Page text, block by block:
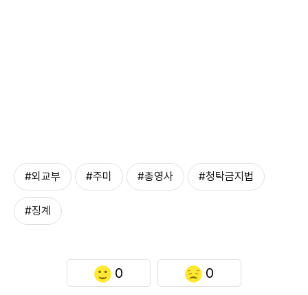
#외교부 #주미 #총영사 #청탁금지법
#징계
0 0